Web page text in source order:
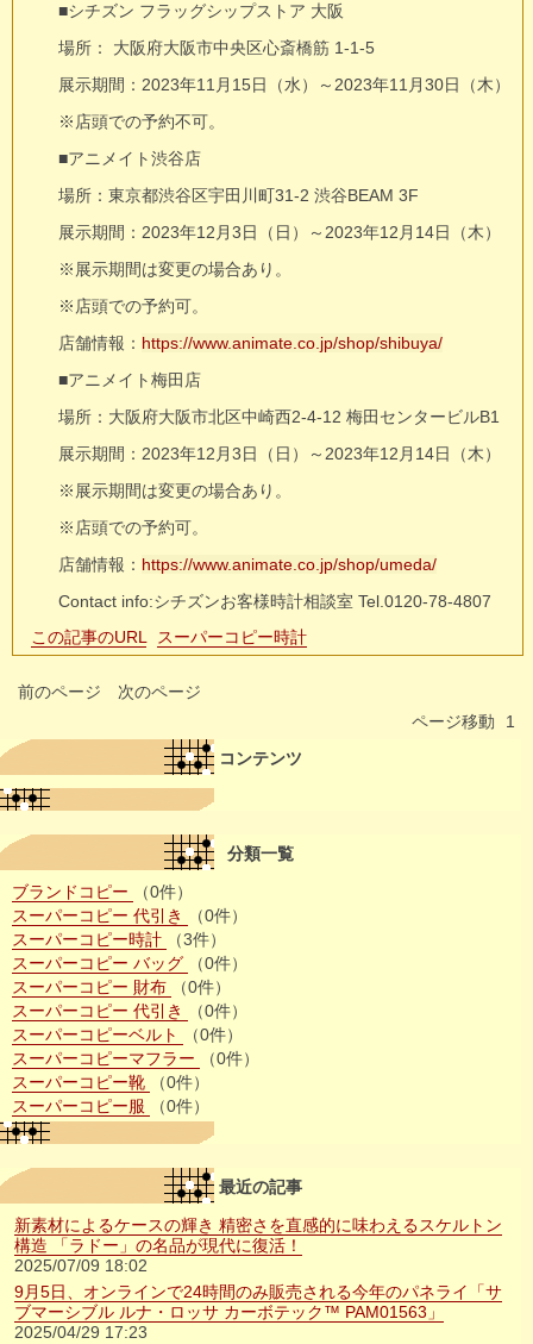
■シチズン フラッグシップストア ⼤阪
場所： 大阪府大阪市中央区心斎橋筋 1-1-5
展示期間：2023年11月15日（水）～2023年11月30日（木）
※店頭での予約不可。
■アニメイト渋谷店
場所：東京都渋谷区宇⽥川町31-2 渋⾕BEAM 3F
展示期間：2023年12月3日（日）～2023年12月14日（木）
※展示期間は変更の場合あり。
※店頭での予約可。
店舗情報： https://www.animate.co.jp/shop/shibuya/
■アニメイト梅田店
場所：大阪府大阪市北区中崎西2-4-12 梅田センタービルB1
展示期間：2023年12月3日（日）～2023年12月14日（木）
※展示期間は変更の場合あり。
※店頭での予約可。
店舗情報： https://www.animate.co.jp/shop/umeda/
Contact info:シチズンお客様時計相談室 Tel.0120-78-4807
この記事のURL スーパーコピー時計
前のページ
次のページ
ページ移動
1
コンテンツ
分類一覧
ブランドコピー
（0件）
スーパーコピー 代引き
（0件）
スーパーコピー時計
（3件）
スーパーコピー バッグ
（0件）
スーパーコピー 財布
（0件）
スーパーコピー 代引き
（0件）
スーパーコピーベルト
（0件）
スーパーコピーマフラー
（0件）
スーパーコピー靴
（0件）
スーパーコピー服
（0件）
最近の記事
新素材によるケースの輝き 精密さを直感的に味わえるスケルトン
構造 「ラドー」の名品が現代に復活！
2025/07/09 18:02
9月5日、オンラインで24時間のみ販売される今年のパネライ「サ
ブマーシブル ルナ・ロッサ カーボテック™ PAM01563」
2025/04/29 17:23